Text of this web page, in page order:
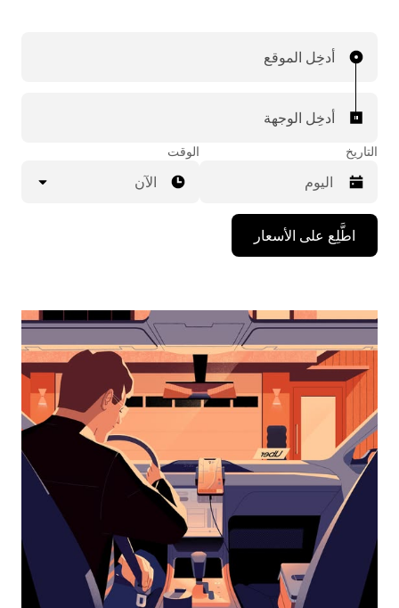
أدخِل الموقع
أدخِل الوجهة
التاريخ
اضغط
على
مفتاح
للأسفل
لاستخدام
التقويم
التاريخ.
اضغط
على
زر
الخروج
لإغلاق
التقويم.
الوقت
الآن
اطَّلِع على الأسعار